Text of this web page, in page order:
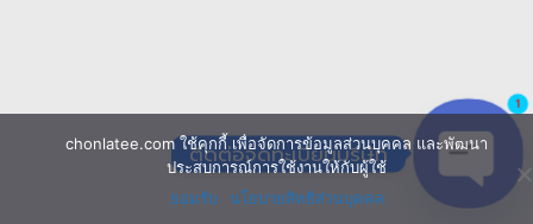
chonlatee.com ใช้คุกกี้ เพื่อจัดการข้อมูลส่วนบุคคล และพัฒนา
ประสบการณ์การใช้งานให้กับผู้ใช้
ยอมรับ
นโยบายสิทธิส่วนบุคคล
ติดต่อจดทะเบียนบริษัท
1